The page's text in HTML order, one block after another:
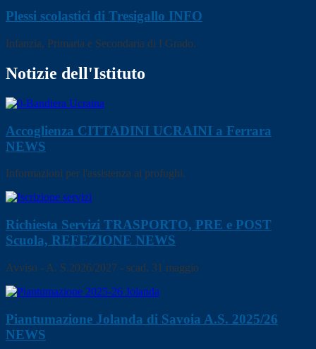
Plessi scolastici di Tresigallo INFO
Infanzia, Primaria e Secondaria di I Grado.
Notizie dell'Istituto
Accoglienza CITTADINI UCRAINI a Ferrara
NEWS
Informazioni per l'assistenza ai profughi.
Richiesta Servizi TRASPORTO, PRE e POST
Scuola, REFEZIONE NEWS
Avviso - A. S.2026/2027 - scad. 31 maggio
Piantumazione Jolanda di Savoia A.S. 2025/26
NEWS